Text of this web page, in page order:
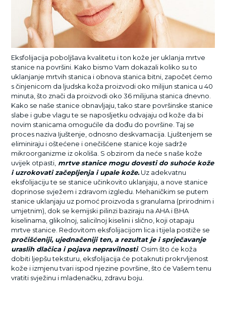
Eksfolijacija poboljšava kvalitetu i ton kože jer uklanja mrtve
stanice na površini. Kako bismo Vam dokazali koliko su to
uklanjanje mrtvih stanica i obnova stanica bitni, započet ćemo
s činjenicom da ljudska koža proizvodi oko milijun stanica u 40
minuta, što znači da proizvodi oko 36 milijuna stanica dnevno.
Kako se naše stanice obnavljaju, tako stare površinske stanice
slabe i gube vlagu te se naposljetku odvajaju od kože da bi
novim stanicama omogućile da dođu do površine. Taj se
proces naziva Ijuštenje, odnosno deskvamacija. Ljuštenjem se
eliminiraju i oštećene i onečišćene stanice koje sadrže
mikroorganizme iz okoliša. S obzirom da neće s naše kože
uvijek otpasti, mrtve stanice mogu dovesti do suhoće kože
i uzrokovati začepljenja i upale kože.Uz adekvatnu
eksfolijaciju te se stanice učinkovito uklanjaju, a nove stanice
doprinose svježem i zdravom izgledu. Mehaničkim se putem
stanice uklanjaju uz pomoć proizvoda s granulama (prirodnim i
umjetnim), dok se kemijski pilinzi baziraju na AHA i BHA
kiselinama, glikolnoj, salicilnoj kiselini i slično, koji otapaju
mrtve stanice. Redovitom eksfolijacijom lica i tijela postiže se
pročišćeniji, ujednačeniji ten, a rezultat je i sprječavanje
uraslih dlačica i pojava nepravilnosti. Osim što će koža
dobiti ljepšu teksturu, eksfolijacija će potaknuti prokrvljenost
kože i izmjenu tvari ispod njezine površine, što će Vašem tenu
vratiti svježinu i mladenačku, zdravu boju.